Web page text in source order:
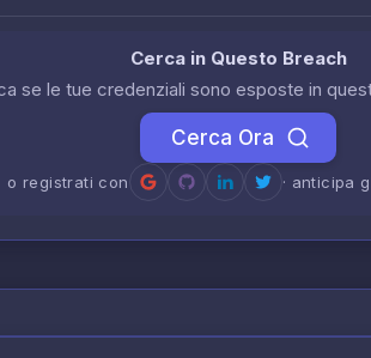
Cerca in Questo Breach
se le tue credenziali sono esposte in
Cerca Ora
o registrati con · anticipa